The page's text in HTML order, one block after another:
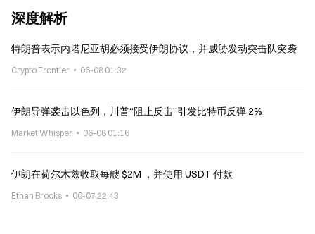
深度解析
特朗普表示内塔尼亚胡必须接受伊朗协议，并威胁发动突击队突袭
Crypto Frontier 06-08 01:32
伊朗导弹袭击以色列，川普“阻止反击”引发比特币反弹 2%
Market Whisper 06-08 01:16
伊朗在荷尔木兹收取每艘 $2M ，并使用 USDT 付款
Ethan Brooks 06-07 22:43